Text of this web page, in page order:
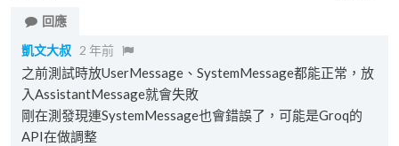
回應
凱文大叔 2 年前
之前測試時放UserMessage、SystemMessage都能正常，放
入AssistantMessage就會失敗
剛在測發現連SystemMessage也會錯誤了，可能是Groq的
API在做調整